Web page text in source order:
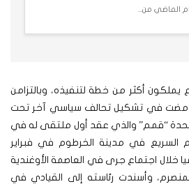
الماضي من...
يملكون أكثر من خطة لتنفيذه، وبالتزامن
مضت في تشكيل تحالف سياسي آخر تحت
“قمم” والذي عقد أول ملتقى له في
السريع في مدينة الخرطوم في فبراير
خلال اجتماع جرى في العاصمة الأوغندية
وأسندت رئاسته إلى القيادي في